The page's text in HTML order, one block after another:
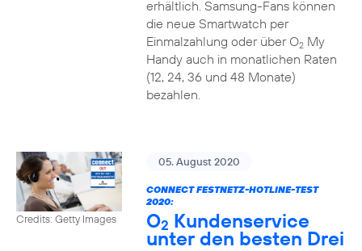
erhältlich. Samsung-Fans können
die neue Smartwatch per
Einmalzahlung oder über O2My
Handy auch in monatlichen Raten
(12, 24, 36 und 48 Monate)
bezahlen.
Credits: Getty Images
05. August 2020
CONNECT FESTNETZ-HOTLINE-TEST
2020:
O2 Kundenservice
unter den besten Drei